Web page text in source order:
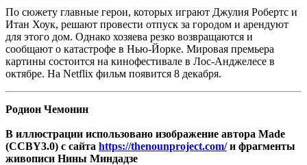
По сюжету главные герои, которых играют Джулия Робертс и
Итан Хоук, решают провести отпуск за городом и арендуют
для этого дом. Однако хозяева резко возвращаются и
сообщают о катастрофе в Нью-Йорке. Мировая премьера
картины состоится на кинофестивале в Лос-Анджелесе в
октябре. На Netflix фильм появится 8 декабря.
Родион Чемонин
В иллюстрации использовано изображение автора Made
(CCBY3.0) с сайта https://thenounproject.com/и фрагменты
живописи Нины Миндадзе